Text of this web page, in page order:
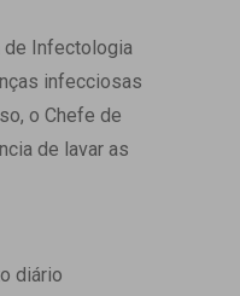
Empresas
Tele Interconsultas
Cabine Telemedicina
Gestão do Cuidado
de Infectologia
infecciosas
o Chefe de
de lavar as
diário